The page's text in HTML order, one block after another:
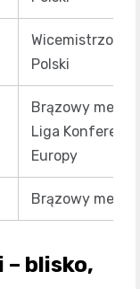
Polski
Brązowy medal,
Liga
Europy
Brązowy medal
– blisko,